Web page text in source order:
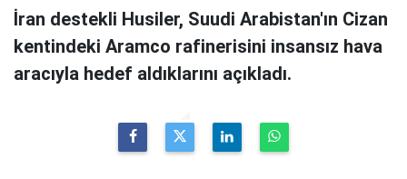
İran destekli Husiler, Suudi Arabistan'ın Cizan
kentindeki Aramco rafinerisini insansız hava
aracıyla hedef aldıklarını açıkladı.